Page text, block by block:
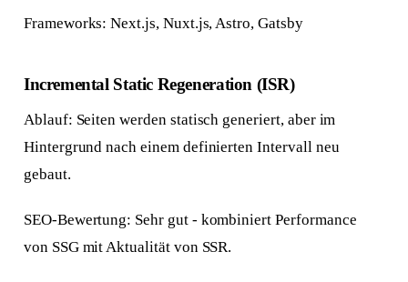
Frameworks: Next.js, Nuxt.js, Astro, Gatsby
Incremental Static Regeneration (ISR)
Ablauf: Seiten werden statisch generiert, aber im
Hintergrund nach einem definierten Intervall neu
gebaut.
SEO-Bewertung: Sehr gut - kombiniert Performance
von SSG mit Aktualität von SSR.